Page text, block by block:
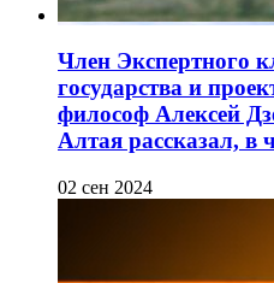
Член Экспертного
государства и
философ Алексей
Алтая рассказал, в
02 сен 2024